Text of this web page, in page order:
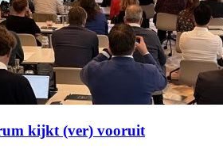
kijkt (ver) vooruit